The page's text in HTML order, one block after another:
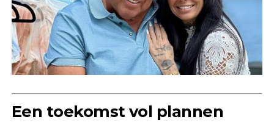
Een toekomst vol plannen